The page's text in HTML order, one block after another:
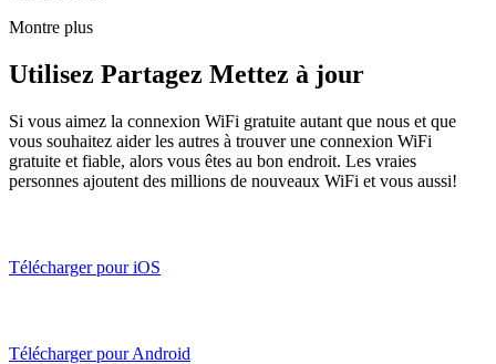
Montre plus
Utilisez Partagez Mettez à jour
Si vous aimez la connexion WiFi gratuite autant que nous et que
vous souhaitez aider les autres à trouver une connexion WiFi
gratuite et fiable, alors vous êtes au bon endroit. Les vraies
personnes ajoutent des millions de nouveaux WiFi et vous aussi!
Télécharger pour iOS
Télécharger pour Android